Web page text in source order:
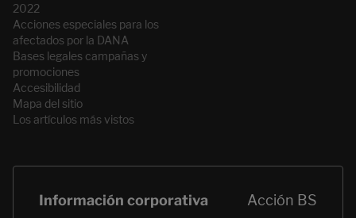
2022
Acciones especiales para los
afectados por la DANA
Bases legales campañas y
promociones
Accesibilidad
Mapa del sitio
Los artículos más vistos